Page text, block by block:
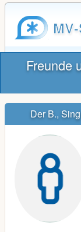
Freunde
Der B.,